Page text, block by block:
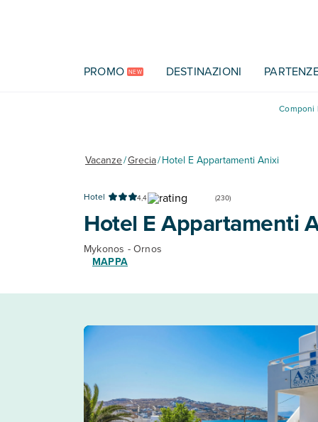
PROMO NEW DESTINAZIONI
Componi
Vacanze/Grecia/Hotel E Appartamenti Anixi
Hotel 4,4 (230)
Hotel E Appartamenti
Mykonos - Ornos
MAPPA